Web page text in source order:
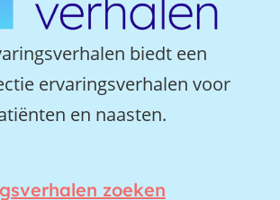
biedt een
ervaringsverhalen voor
en naasten.
zoeken